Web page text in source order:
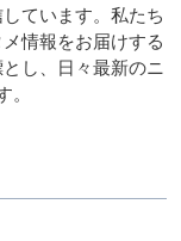
ています。私たち
情報をお届けする
し、日々最新のニ